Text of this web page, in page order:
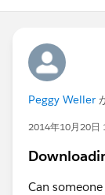
Peggy Weller
2014年10月20日
Can